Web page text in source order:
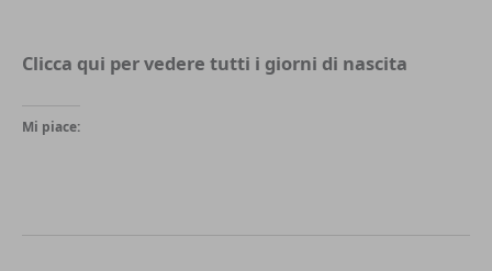
Clicca qui per vedere tutti i giorni di nascita
Mi piace: